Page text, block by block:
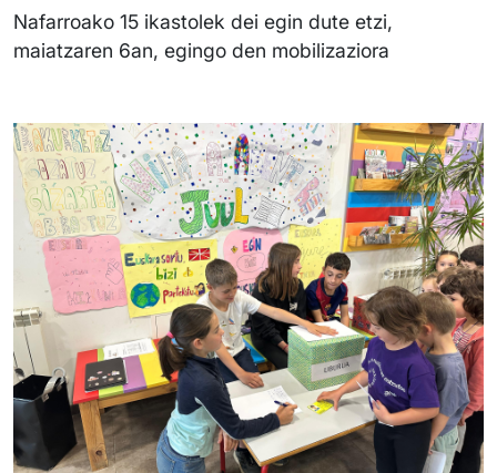
Nafarroako 15 ikastolek dei egin dute etzi,
maiatzaren 6an, egingo den mobilizaziora
Irudia